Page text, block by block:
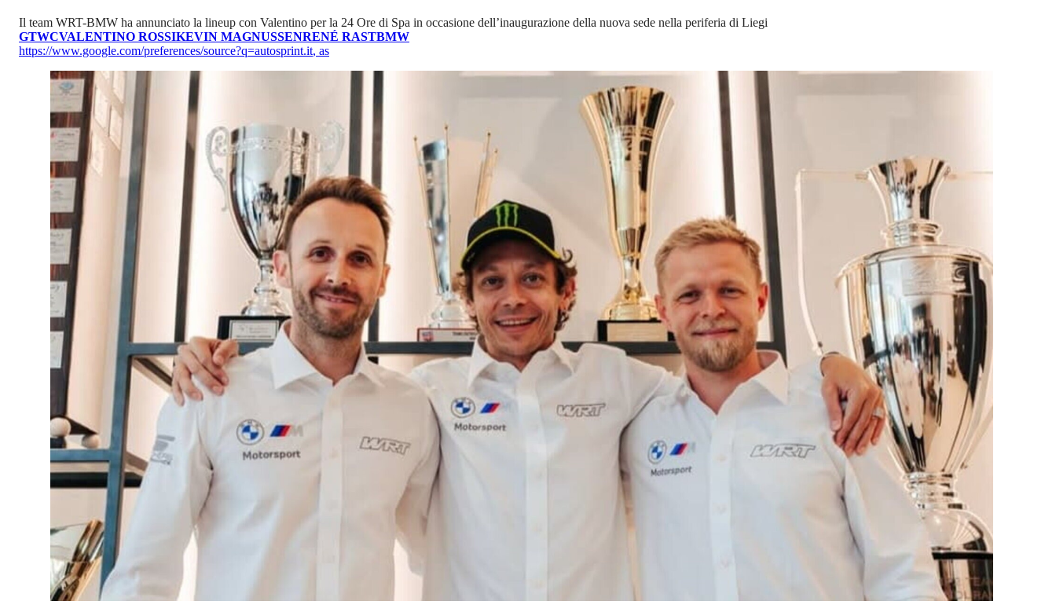
Il team WRT-BMW ha annunciato la lineup con Valentino per la 24 Ore di Spa in occasione dell’inaugurazione della nuova sede nella periferia di Liegi
GTWCVALENTINO ROSSIKEVIN MAGNUSSENRENÉ RASTBMW
https://www.google.com/preferences/source?q=autosprint.it, as